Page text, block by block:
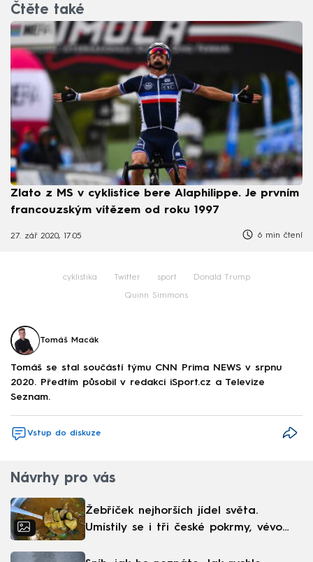
Čtěte také
Zlato z MS v cyklistice bere Alaphilippe. Je prvním
francouzským vítězem od roku 1997
27. zář 2020, 17:05 6 min čtení
cyklistika Twitter sport Donald Trump
Quinn Simmons
Tomáš Macák
Tomáš se stal součástí týmu CNN Prima NEWS v srpnu
2020. Předtím působil v redakci iSport.cz a Televize
Seznam.
Vstup do diskuze
Návrhy pro vás
Žebříček nejhorších jídel světa.
Umístily se i tři české pokrmy, vévodí